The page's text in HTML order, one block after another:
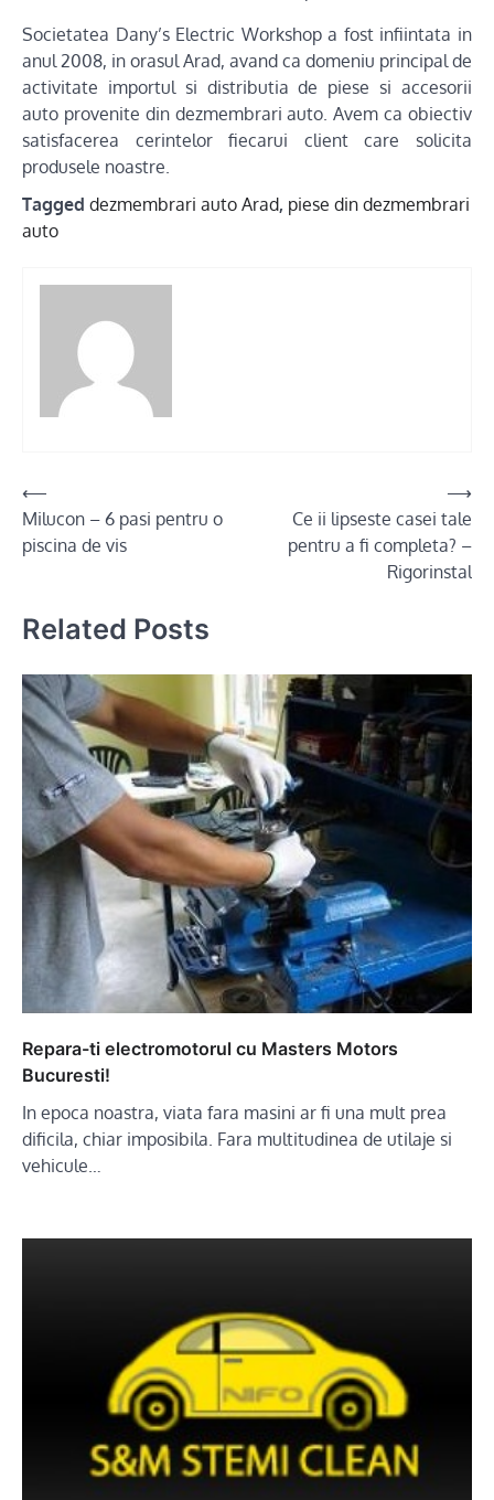
Societatea Dany’s Electric Workshop a fost infiintata in
anul 2008, in orasul Arad, avand ca domeniu principal de
activitate importul si distributia de piese si accesorii
auto provenite din dezmembrari auto. Avem ca obiectiv
satisfacerea cerintelor fiecarui client care solicita
produsele noastre.
Tagged dezmembrari auto Arad, piese din dezmembrari
auto
Post
navigation
⟵
Milucon – 6 pasi pentru o
piscina de vis
Ce ii lipseste casei tale
pentru a fi completa? –
Rigorinstal
⟶
Related Posts
Repara-ti electromotorul cu Masters Motors
Bucuresti!
In epoca noastra, viata fara masini ar fi una mult prea
dificila, chiar imposibila. Fara multitudinea de utilaje si
vehicule…